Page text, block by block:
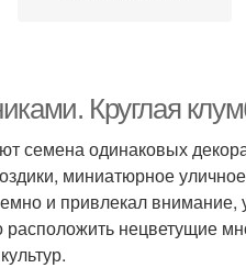
Круглая
семена одинаковых
миниатюрное
и привлекал
нецветущие